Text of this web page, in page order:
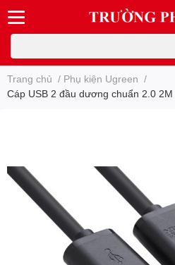
Trang chủ / Phụ kiện Ugreen /
Cáp USB 2 đầu dương chuẩn 2.0 2M